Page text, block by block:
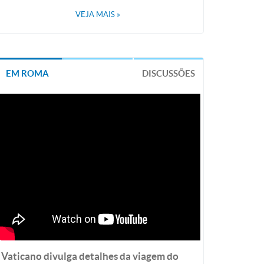
VEJA MAIS »
EM ROMA DISCUSSÕES
Vaticano divulga detalhes da viagem do